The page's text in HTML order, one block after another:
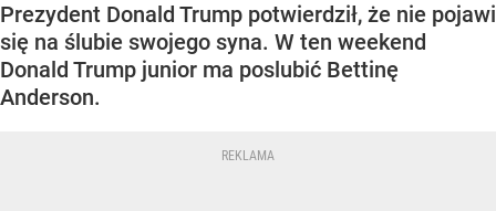
Prezydent Donald Trump potwierdził, że nie pojawi
się na ślubie swojego syna. W ten weekend
Donald Trump junior ma poslubić Bettinę
Anderson.